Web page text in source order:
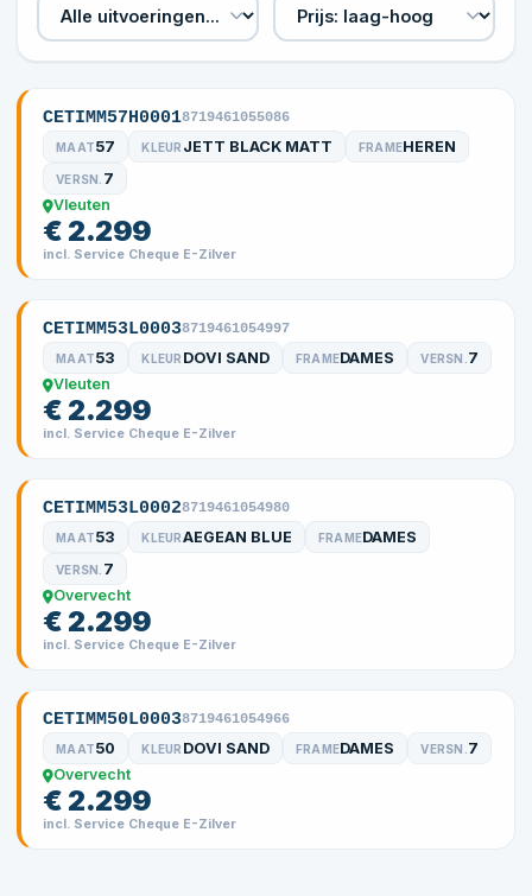
CETIMM57H00018719461055086
MAAT57 KLEUR JETT BLACK MATT FRAMEHEREN
VERSN. 7
Vleuten
€ 2.299
incl. Service Cheque E-Zilver
CETIMM53L00038719461054997
MAAT53 KLEUR DOVI SAND FRAMEDAMES VERSN. 7
Vleuten
€ 2.299
incl. Service Cheque E-Zilver
CETIMM53L00028719461054980
MAAT53 KLEURAEGEAN BLUE FRAMEDAMES
VERSN. 7
Overvecht
€ 2.299
incl. Service Cheque E-Zilver
CETIMM50L00038719461054966
MAAT50 KLEUR DOVI SAND FRAMEDAMES VERSN. 7
Overvecht
€ 2.299
incl. Service Cheque E-Zilver